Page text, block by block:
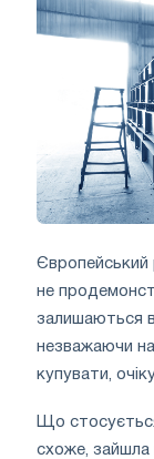
Європейський
не
залишаються
незважаючи на
купувати,
Що
схоже, зайшла